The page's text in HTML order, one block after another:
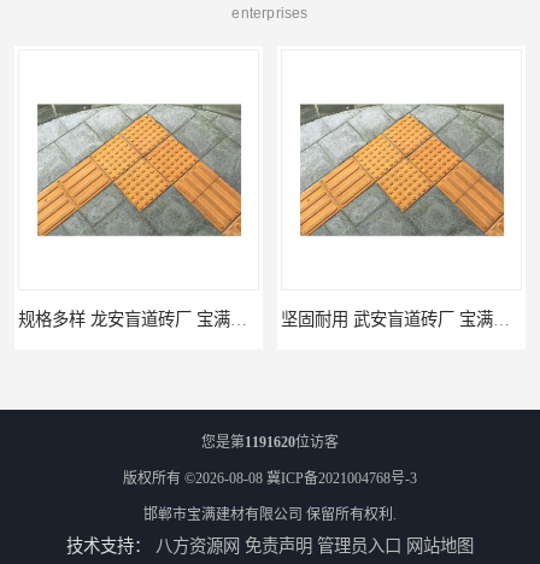
enterprises
您是第1191620位访客
版权所有 ©2026-08-08 冀ICP备2021004768号-3
邯郸市宝满建材有限公司 保留所有权利.
技术支持： 八方资源网 免责声明 管理员入口 网站地图